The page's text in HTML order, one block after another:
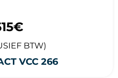
BTW)
VCC 266